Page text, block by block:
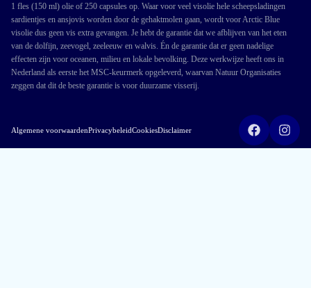
1 fles (150 ml) olie of 250 capsules op. Waar voor veel visolie hele scheepsladingen
sardientjes en ansjovis worden door de gehaktmolen gaan, wordt voor Arctic Blue
visolie dus geen vis extra gevangen. Je hebt de garantie dat we afblijven van het eten
van de dolfijn, zeevogel, zeeleeuw en walvis. Én de garantie dat er geen nadelige
effecten zijn voor oceanen, milieu en lokale bevolking. Deze werkwijze heeft ons in
Nederland als eerste het MSC-keurmerk opgeleverd, waarvan Natuur Organisaties
zeggen dat dit de beste garantie is voor duurzame visserij.
Algemene voorwaardenPrivacybeleidCookiesDisclaimer